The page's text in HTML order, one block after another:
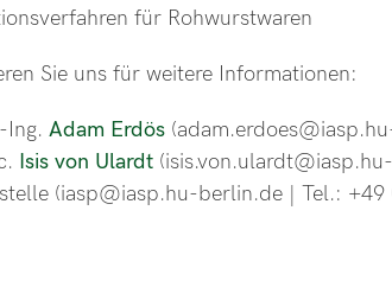
für Rohwurstwaren
Sie uns für weitere Informationen:
Adam Erdös
Isis von Ulardt
(iasp@iasp.hu-berlin.de | Tel.: +49